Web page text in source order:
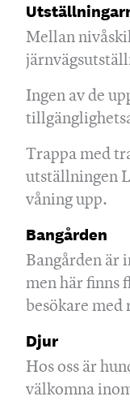
Mellan
Ingen av de
Trappa med
utställningen
våning upp.
Bangården
Bangården är
men här finns
besökare
Djur
Hos oss är
välkomna